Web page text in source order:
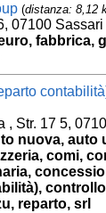
(distanza: 8,12
07100 Sassari
fabbrica,
, Str. 17 5,
nuova, auto
comi,
reparto, srl